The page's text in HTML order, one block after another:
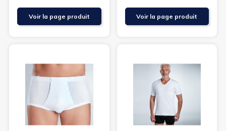
Voir la page produit Voir la page produit